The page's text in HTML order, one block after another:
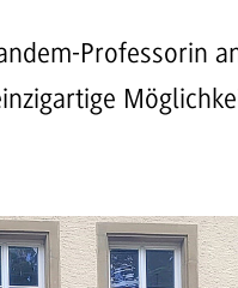
Professorin